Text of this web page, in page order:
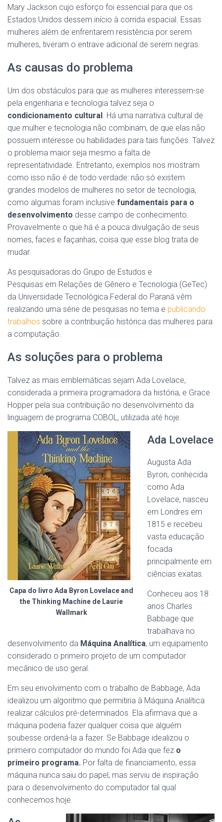
Mary Jackson cujo esforço foi essencial para que os
Estados Unidos dessem início à corrida espacial. Essas
mulheres além de enfrentarem resistência por serem
mulheres, tiveram o entrave adicional de serem negras.
As causas do problema
Um dos obstáculos para que as mulheres interessem-se
pela engenharia e tecnologia talvez seja o
condicionamento cultural. Há uma narrativa cultural de
que mulher e tecnologia não combinam, de que elas não
possuem interesse ou habilidades para tais funções. Talvez
o problema maior seja mesmo a falta de
representatividade. Entretanto, exemplos nos mostram
como isso não é de todo verdade: não só existem
grandes modelos de mulheres no setor de tecnologia,
como algumas foram inclusive fundamentais para o
desenvolvimento desse campo de conhecimento.
Provavelmente o que há é a pouca divulgação de seus
nomes, faces e façanhas, coisa que esse blog trata de
mudar.
As pesquisadoras do Grupo de Estudos e
Pesquisas em Relações de Gênero e Tecnologia (GeTec)
da Universidade Tecnológica Federal do Paraná vêm
realizando uma série de pesquisas no tema e publicando
trabalhos sobre a contribuição histórica das mulheres para
a computação.
As soluções para o problema
Talvez as mais emblemáticas sejam Ada Lovelace,
considerada a primeira programadora da história, e Grace
Hopper pela sua contribuição no desenvolvimento da
linguagem de programa COBOL, utilizada até hoje.
Capa do livro Ada Byron Lovelace and
the Thinking Machine de Laurie
Wallmark
Ada Lovelace
Augusta Ada
Byron, conhecida
como Ada
Lovelace, nasceu
em Londres em
1815 e recebeu
vasta educação
focada
principalmente em
ciências exatas.
Conheceu aos 18
anos Charles
Babbage que
trabalhava no
desenvolvimento da Máquina Analítica, um equipamento
considerado o primeiro projeto de um computador
mecânico de uso geral.
Em seu envolvimento com o trabalho de Babbage, Ada
idealizou um algoritmo que permitiria à Máquina Analítica
realizar cálculos pré-determinados. Ela afirmava que a
máquina poderia fazer qualquer coisa que alguém
soubesse ordená-la a fazer. Se Babbage idealizou o
primeiro computador do mundo foi Ada que fez o
primeiro programa. Por falta de financiamento, essa
máquina nunca saiu do papel, mas serviu de inspiração
para o desenvolvimento do computador tal qual
conhecemos hoje.